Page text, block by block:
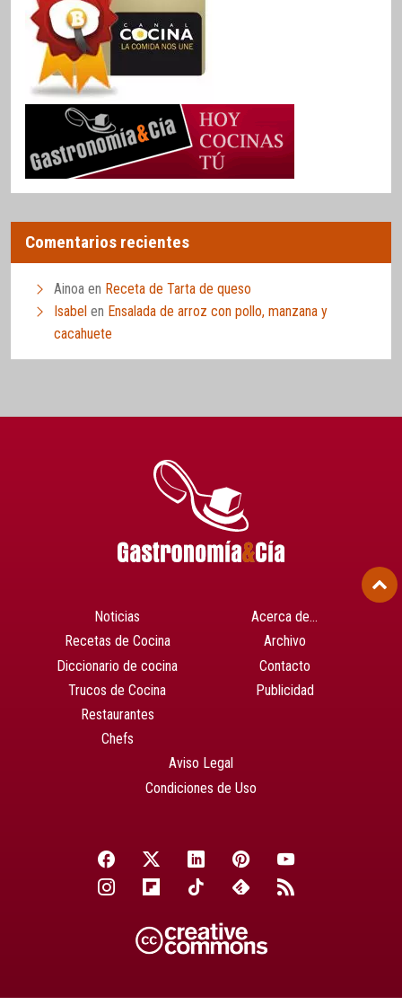
Comentarios recientes
Ainoa en Receta de Tarta de queso
Isabel en Ensalada de arroz con pollo, manzana y
cacahuete
Noticias
Recetas de Cocina
Diccionario de cocina
Trucos de Cocina
Restaurantes
Chefs
Acerca de…
Archivo
Contacto
Publicidad
Aviso Legal
Condiciones de Uso